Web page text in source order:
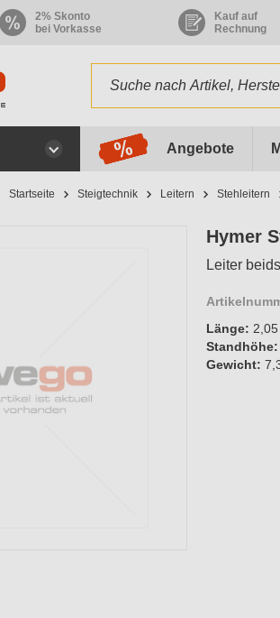
2% Skonto
bei Vorkasse
Kauf auf
Rechnung
Angebote
Startseite Steigtechnik Leitern Stehleitern
Hymer
Leiter
Länge:
Standhöhe:
Gewicht: